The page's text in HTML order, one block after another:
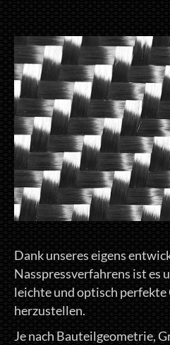
Dank unseres eigens
Nasspressverfahrens ist es
leichte und optisch
herzustellen.
Je nach Bauteilgeometrie,